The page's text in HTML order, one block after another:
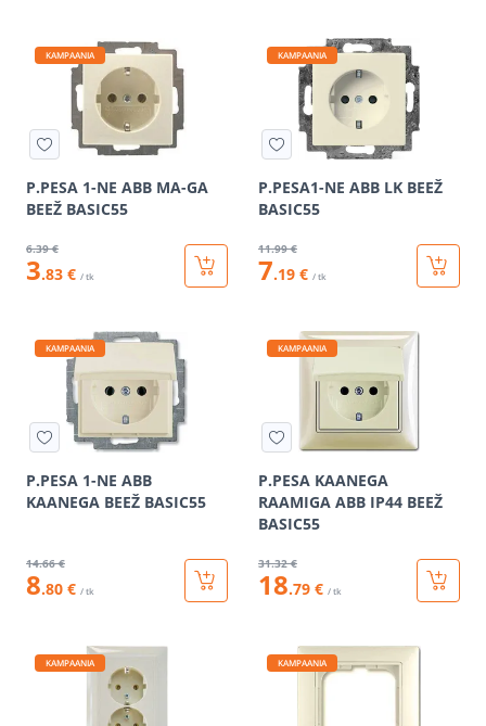
KAMPAANIA
P.PESA 1-NE ABB MA-GA
BEEŽ BASIC55
6.39 €
3.83 € / tk
KAMPAANIA
P.PESA1-NE ABB LK BEEŽ
BASIC55
11.99 €
7.19 € / tk
KAMPAANIA
P.PESA 1-NE ABB
KAANEGA BEEŽ BASIC55
14.66 €
8.80 € / tk
KAMPAANIA
P.PESA KAANEGA
RAAMIGA ABB IP44 BEEŽ
BASIC55
31.32 €
18.79 € / tk
KAMPAANIA KAMPAANIA